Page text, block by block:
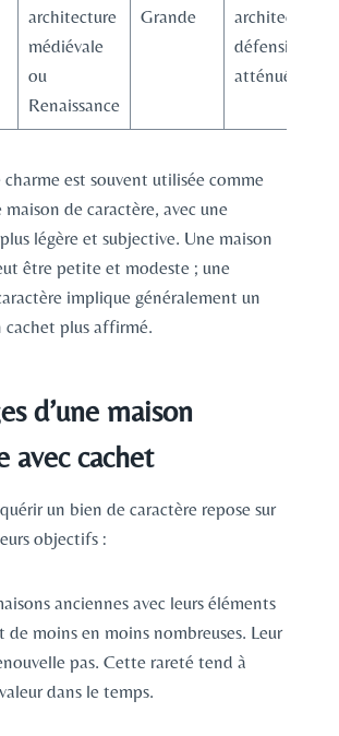
architecture
médiévale
ou
Renaissance
Grande
architecture
défensive
atténuée
charme est souvent utilisée comme
de caractère, avec une
légère et subjective. Une maison
être petite et modeste ; une
implique généralement un
cachet plus affirmé.
d’une maison
avec cachet
un bien de caractère repose sur
objectifs :
anciennes avec leurs éléments
de moins en moins nombreuses. Leur
pas. Cette rareté tend à
dans le temps.